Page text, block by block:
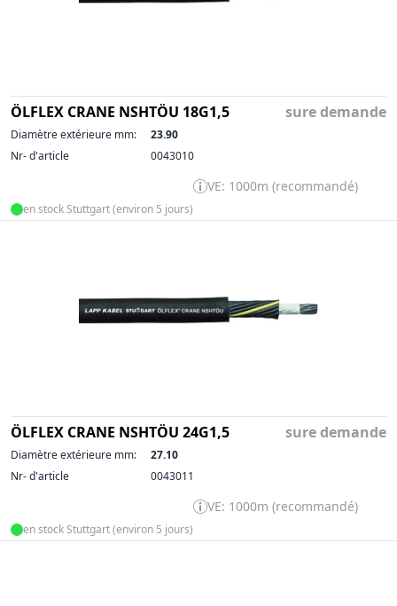
ÖLFLEX CRANE NSHTÖU 18G1,5 sure demande
Diamètre extérieure mm:
23.90
Nr- d'article
0043010
VE: 1000m (recommandé)
en stock Stuttgart (environ 5 jours)
ÖLFLEX CRANE NSHTÖU 24G1,5 sure demande
Diamètre extérieure mm:
27.10
Nr- d'article
0043011
VE: 1000m (recommandé)
en stock Stuttgart (environ 5 jours)